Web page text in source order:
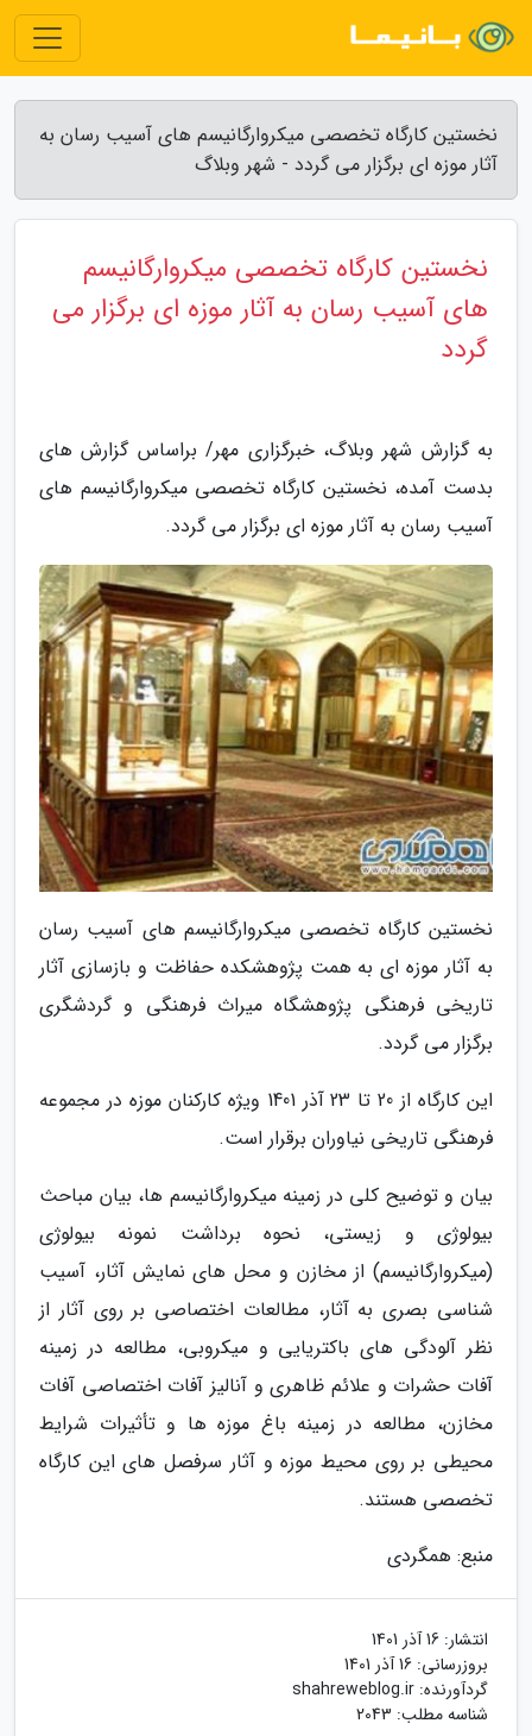
نخستین کارگاه تخصصی میکروارگانیسم های آسیب رسان به
آثار موزه ای برگزار می گردد - شهر وبلاگ
نخستین کارگاه تخصصی میکروارگانیسم
های آسیب رسان به آثار موزه ای برگزار می
گردد
به گزارش شهر وبلاگ، خبرگزاری مهر/ براساس گزارش های
بدست آمده، نخستین کارگاه تخصصی میکروارگانیسم های
آسیب رسان به آثار موزه ای برگزار می گردد.
نخستین کارگاه تخصصی میکروارگانیسم های آسیب رسان
به آثار موزه ای به همت پژوهشکده حفاظت و بازسازی آثار
تاریخی فرهنگی پژوهشگاه میراث فرهنگی و گردشگری
برگزار می گردد.
این کارگاه از 20 تا 23 آذر 1401 ویژه کارکنان موزه در مجموعه
فرهنگی تاریخی نیاوران برقرار است.
بیان و توضیح کلی در زمینه میکروارگانیسم ها، بیان مباحث
بیولوژی و زیستی، نحوه برداشت نمونه بیولوژی
(میکروارگانیسم) از مخازن و محل های نمایش آثار، آسیب
شناسی بصری به آثار، مطالعات اختصاصی بر روی آثار از
نظر آلودگی های باکتریایی و میکروبی، مطالعه در زمینه
آفات حشرات و علائم ظاهری و آنالیز آفات اختصاصی آفات
مخازن، مطالعه در زمینه باغ موزه ها و تأثیرات شرایط
محیطی بر روی محیط موزه و آثار سرفصل های این کارگاه
تخصصی هستند.
منبع: همگردی
انتشار: 16 آذر 1401
بروزرسانی: 16 آذر 1401
گردآورنده: shahreweblog.ir
شناسه مطلب: 2043